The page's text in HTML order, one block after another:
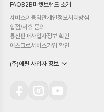
FAQB2B마켓 브랜드 소개
서비스이용약관개인정보처리방침
입점/제휴 문의
통신판매사업자정보 확인
에스크로서비스가입 확인
(주)에필 사업자 정보